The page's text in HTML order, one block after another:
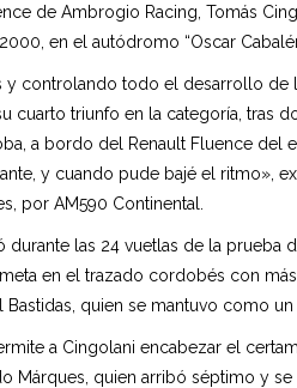
de Ambrogio Racing, Tomás
en el autódromo “Oscar
y controlando todo el desarrollo de
cuarto triunfo en la categoría, tras
a bordo del Renault Fluence del
y cuando pude bajé el ritmo»,
por AM590 Continental.
durante las 24 vuetlas de la prueba
en el trazado cordobés con
quien se mantuvo como un
a Cingolani encabezar el
Márques, quien arribó séptimo y